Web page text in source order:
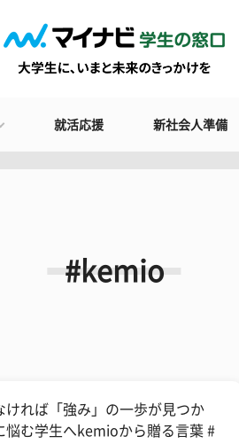
就活応援 新社会人準備
#kemio
ければ「強み」の一歩が見つか
悩む学生へkemioから贈る言葉 #